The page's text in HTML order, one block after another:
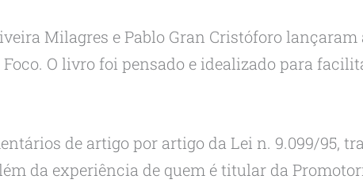
Milagres e Pablo Gran Cristóforo lançaram
O livro foi pensado e idealizado para
de artigo por artigo da Lei n. 9.099/95,
da experiência de quem é titular da